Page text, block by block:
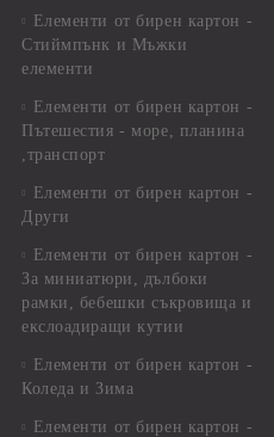
Елементи от бирен картон -
Стиймпънк и Мъжки
елементи
Елементи от бирен картон -
Пътешестия - море, планина
,транспорт
Елементи от бирен картон -
Други
Елементи от бирен картон -
За миниатюри, дълбоки
рамки, бебешки съкровища и
екслоадиращи кутии
Елементи от бирен картон -
Коледа и Зима
Елементи от бирен картон -